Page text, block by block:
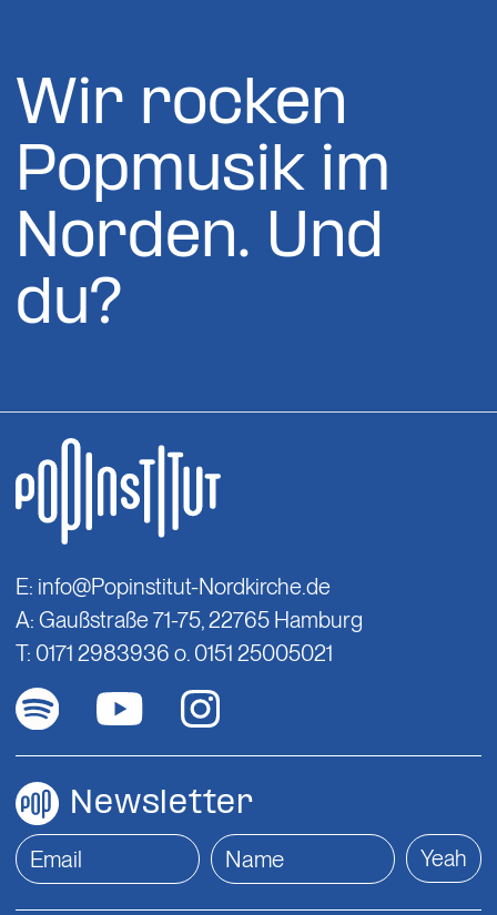
Wir rocken
Popmusik im
Norden. Und
du?
E: info@Popinstitut-Nordkirche.de
A: Gaußstraße 71-75, 22765 Hamburg
T: 0171 2983936 o. 0151 25005021
Newsletter
Yeah